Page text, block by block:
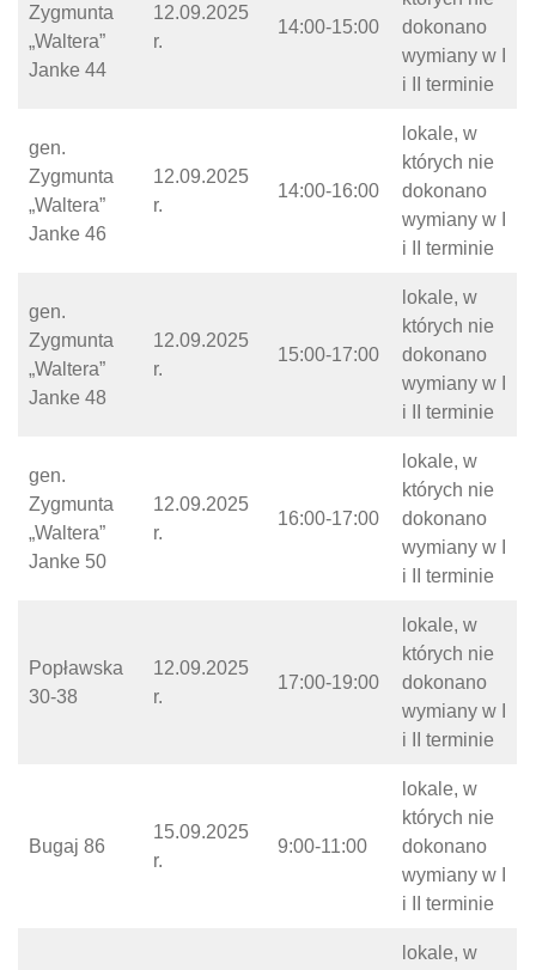
Zygmunta
„Waltera”
Janke 44
12.09.2025
r.
14:00-15:00
dokonano
wymiany w I
i II terminie
gen.
Zygmunta
„Waltera”
Janke 46
12.09.2025
r.
14:00-16:00
lokale, w
których nie
dokonano
wymiany w I
i II terminie
gen.
Zygmunta
„Waltera”
Janke 48
12.09.2025
r.
15:00-17:00
lokale, w
których nie
dokonano
wymiany w I
i II terminie
gen.
Zygmunta
„Waltera”
Janke 50
12.09.2025
r.
16:00-17:00
lokale, w
których nie
dokonano
wymiany w I
i II terminie
Popławska
30-38
12.09.2025
r.
17:00-19:00
lokale, w
których nie
dokonano
wymiany w I
i II terminie
Bugaj 86
15.09.2025
r.
9:00-11:00
lokale, w
których nie
dokonano
wymiany w I
i II terminie
lokale, w